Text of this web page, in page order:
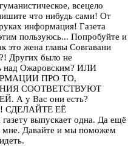
всецело
что нибудь сами! От
информация! Газета
пользуюсь... Попробуйте и
это жена главы Совгавани
Других было не
над Ожаровским? ИЛИ
ПРО ТО,
СООТВЕТСТВУЮТ
у Вас они есть?
СДЕЛАЙТЕ ЕЁ
выпускает одна. Да ещё
мне. Давайте и мы поможем